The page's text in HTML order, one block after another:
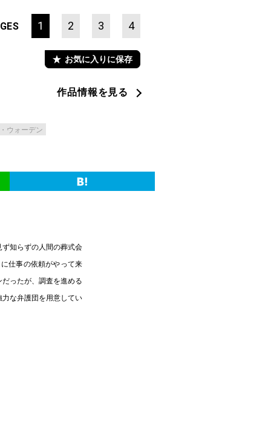
1 2 3 4
お気に入りに保存
ウォーデン
作品情報を見る
知らずの人間の葬式会
仕事の依頼がやって来
ったが、調査を進める
な弁護団を用意してい